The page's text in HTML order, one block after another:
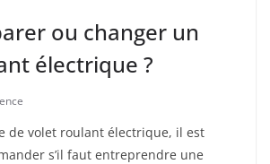
ou changer un
électrique ?
de volet roulant électrique, il est
s’il faut entreprendre une